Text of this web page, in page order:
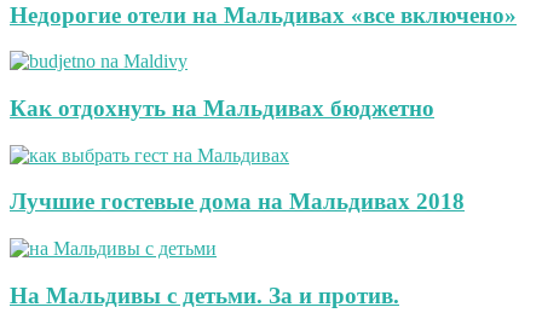
Недорогие отели на Мальдивах «все включено»
Как отдохнуть на Мальдивах бюджетно
Лучшие гостевые дома на Мальдивах 2018
На Мальдивы с детьми. За и против.